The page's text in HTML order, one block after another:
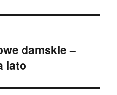
damskie –
lato